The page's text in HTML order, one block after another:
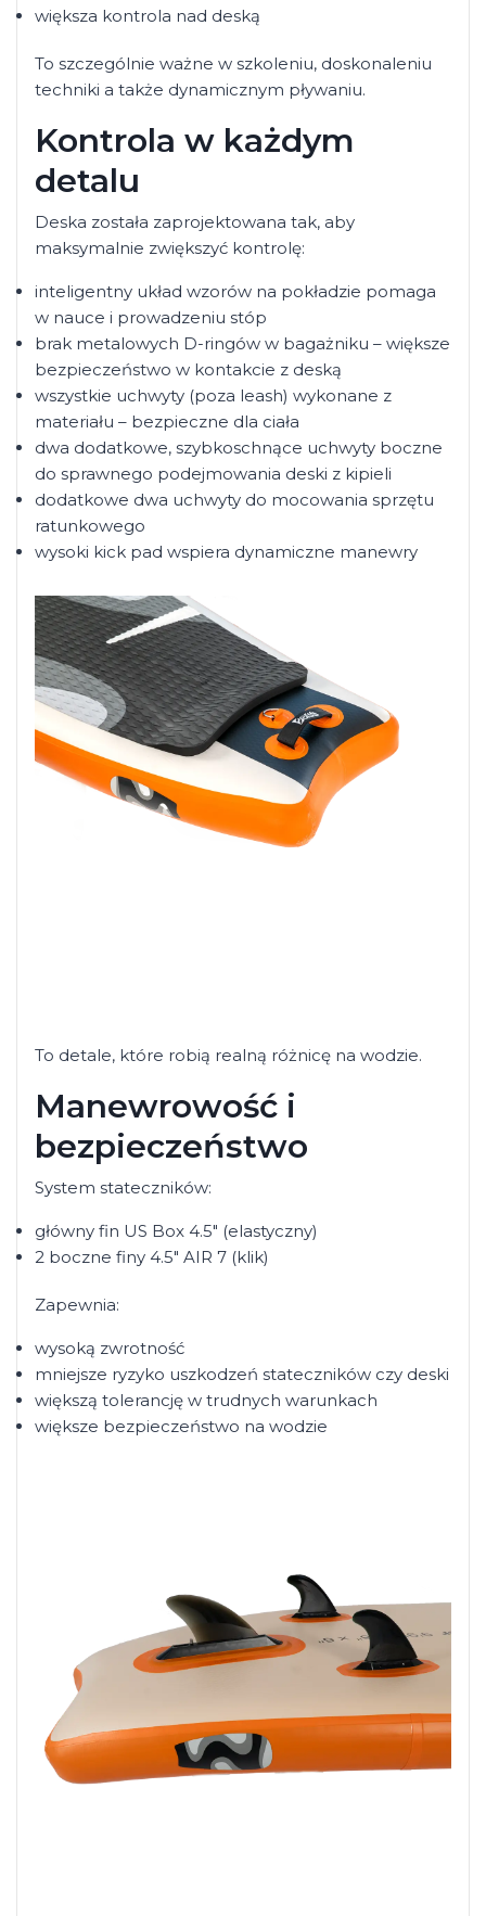
większa kontrola nad deską
To szczególnie ważne w szkoleniu, doskonaleniu
techniki a także dynamicznym pływaniu.
Kontrola w każdym
detalu
Deska została zaprojektowana tak, aby
maksymalnie zwiększyć kontrolę:
inteligentny układ wzorów na pokładzie pomaga
w nauce i prowadzeniu stóp
brak metalowych D-ringów w bagażniku – większe
bezpieczeństwo w kontakcie z deską
wszystkie uchwyty (poza leash) wykonane z
materiału – bezpieczne dla ciała
dwa dodatkowe, szybkoschnące uchwyty boczne
do sprawnego podejmowania deski z kipieli
dodatkowe dwa uchwyty do mocowania sprzętu
ratunkowego
wysoki kick pad wspiera dynamiczne manewry
To detale, które robią realną różnicę na wodzie.
Manewrowość i
bezpieczeństwo
System stateczników:
główny fin US Box 4.5" (elastyczny)
2 boczne finy 4.5" AIR 7 (klik)
Zapewnia:
wysoką zwrotność
mniejsze ryzyko uszkodzeń stateczników czy deski
większą tolerancję w trudnych warunkach
większe bezpieczeństwo na wodzie